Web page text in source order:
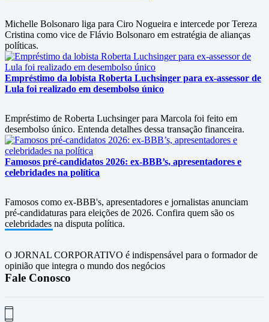
Michelle Bolsonaro liga para Ciro Nogueira e intercede por Tereza
Cristina como vice de Flávio Bolsonaro em estratégia de alianças
políticas.
Empréstimo da lobista Roberta Luchsinger para ex-assessor de
Lula foi realizado em desembolso único
Empréstimo de Roberta Luchsinger para Marcola foi feito em
desembolso único. Entenda detalhes dessa transação financeira.
Famosos pré-candidatos 2026: ex-BBB’s, apresentadores e
celebridades na política
Famosos como ex-BBB's, apresentadores e jornalistas anunciam
pré-candidaturas para eleições de 2026. Confira quem são os
celebridades na disputa política.
O JORNAL CORPORATIVO é indispensável para o formador de
opinião que integra o mundo dos negócios
Fale Conosco